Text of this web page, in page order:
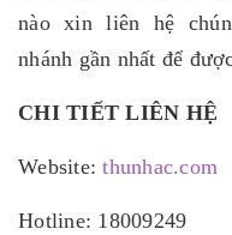
nào xin liên hệ
nhánh gần nhất để
CHI TIẾT LIÊN HỆ
Website:thunhac.com
Hotline: 18009249